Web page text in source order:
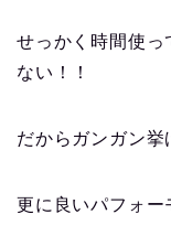
せっかく時間使っ
ない！！
だからガンガン挙
更に良いパフォー